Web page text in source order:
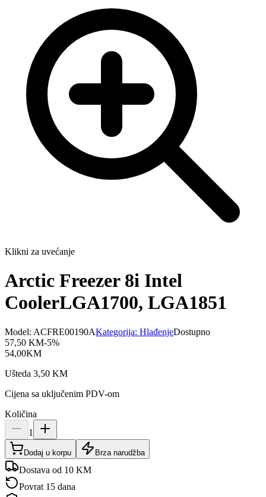
Klikni za uvećanje
Arctic Freezer 8i Intel
CoolerLGA1700, LGA1851
Model: ACFRE00190AKategorija: HlađenjeDostupno
57,50 KM-5%
54,00KM
Ušteda 3,50 KM
Cijena sa uključenim PDV-om
Količina
1
Dodaj u korpu Brza narudžba
Dostava od 10 KM
Povrat 15 dana